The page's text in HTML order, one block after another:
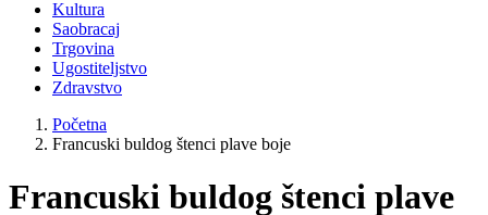
Kultura
Saobracaj
Trgovina
Ugostiteljstvo
Zdravstvo
Početna
Francuski buldog štenci plave boje
Francuski buldog štenci plave